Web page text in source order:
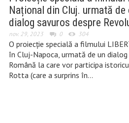
Național din Cluj. urmată
dialog savuros despre
nov. 29, 2023 0 304
O proiecție specială a filmului
în Cluj-Napoca, urmată de un
Română la care vor participa
Rotta (care a surprins în…